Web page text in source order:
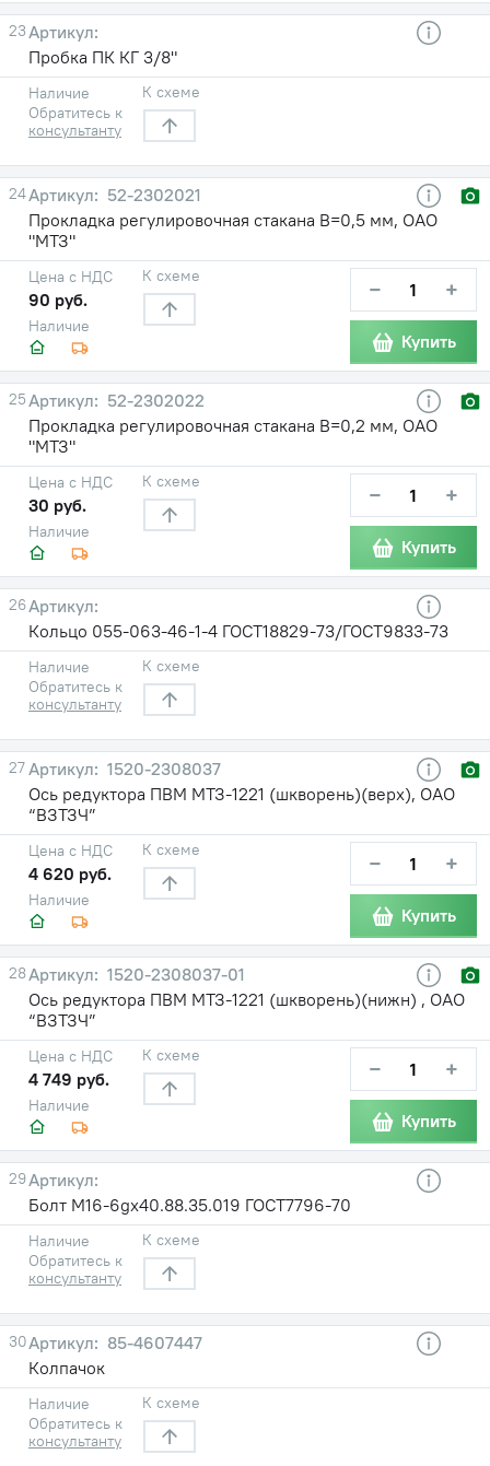
23
Пробка ПК КГ 3/8"
Наличие
Обратитесь к
консультанту
К схеме
24
52-2302021
Прокладка регулировочная стакана В=0,5 мм, ОАО
"МТЗ"
Наличие
Цена с НДС
90 руб.
К схеме − +
Купить
25
52-2302022
Прокладка регулировочная стакана В=0,2 мм, ОАО
"МТЗ"
Наличие
Цена с НДС
30 руб.
К схеме − +
Купить
26
Кольцо 055-063-46-1-4 ГОСТ18829-73/ГОСТ9833-73
Наличие
Обратитесь к
консультанту
К схеме
27
1520-2308037
Ось редуктора ПВМ МТЗ-1221 (шкворень)(верх), ОАО
“ВЗТЗЧ”
Наличие
Цена с НДС
4 620 руб.
К схеме − +
Купить
28
1520-2308037-01
Ось редуктора ПВМ МТЗ-1221 (шкворень)(нижн) , ОАО
“ВЗТЗЧ”
Наличие
Цена с НДС
4 749 руб.
К схеме − +
Купить
29
Болт М16-6gх40.88.35.019 ГОСТ7796-70
Наличие
Обратитесь к
консультанту
К схеме
30
85-4607447
Колпачок
Наличие
Обратитесь к
консультанту
К схеме